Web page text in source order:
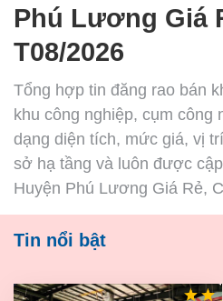
Phú Lương Giá
T08/2026
Tổng hợp tin đăng rao bán
khu công nghiệp, cụm
dạng diện tích, mức giá, vị
sở hạ tầng và luôn được
Huyện Phú Lương Giá Rẻ,
Tin nổi bật